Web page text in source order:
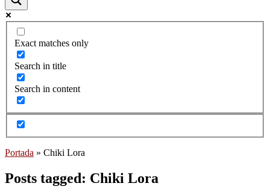
Exact matches only
Search in title
Search in content
Portada » Chiki Lora
Posts tagged: Chiki Lora